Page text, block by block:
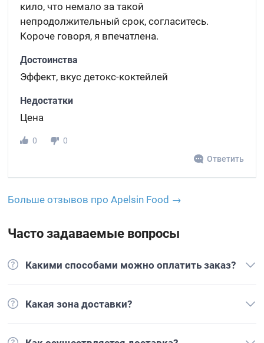
кило, что немало за такой
непродолжительный срок, согласитесь.
Короче говоря, я впечатлена.
Достоинства
Эффект, вкус детокс-коктейлей
Недостатки
Цена
0
0
Ответить
Больше отзывов про Apelsin Food →
Часто задаваемые вопросы
Какими способами можно оплатить заказ?
Какая зона доставки?